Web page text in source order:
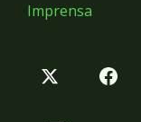
Imprensa